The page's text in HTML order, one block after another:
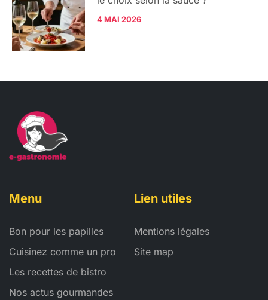
4 MAI 2026
Menu
Bon pour les papilles
Cuisinez comme un pro
Les recettes de bistro
Nos actus gourmandes
Lien utiles
Mentions légales
Site map